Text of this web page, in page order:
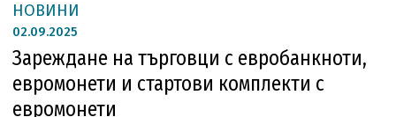
НОВИНИ
02.09.2025
Зареждане на търговци с евробанкноти,
евромонети и стартови комплекти с
евромонети